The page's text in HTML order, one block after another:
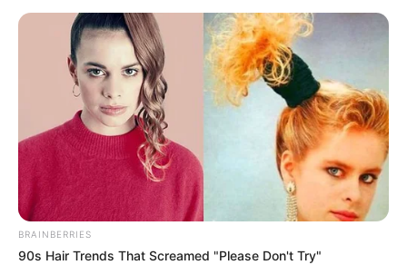
01:00 Dorama,Entretenimento,Netflix,Notícia,TV
BRAINBERRIES
90s Hair Trends That Screamed "Please Don't Try"